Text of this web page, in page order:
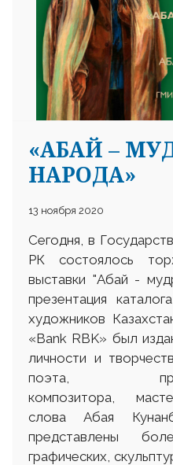
«АБАЙ –
НАРОДА»
13 ноября 2020
Сегодня, в
РК состоялось
выставки "Абай -
презентация
художников
«Bank RBK» был
личности и
поэта,
композитора,
слова Абая
представлены
графических,